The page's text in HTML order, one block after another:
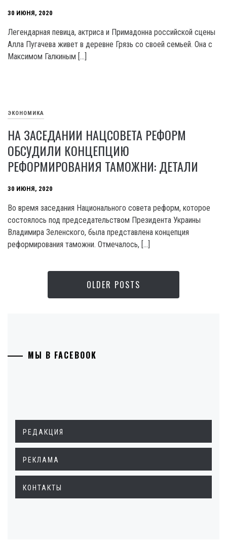
30 ИЮНЯ, 2020
Легендарная певица, актриса и Примадонна российской сцены
Алла Пугачева живет в деревне Грязь со своей семьей. Она с
Максимом Галкиным […]
ЭКОНОМИКА
НА ЗАСЕДАНИИ НАЦСОВЕТА РЕФОРМ
ОБСУДИЛИ КОНЦЕПЦИЮ
РЕФОРМИРОВАНИЯ ТАМОЖНИ: ДЕТАЛИ
30 ИЮНЯ, 2020
Во время заседания Национального совета реформ, которое
состоялось под председательством Президента Украины
Владимира Зеленского, была представлена концепция
реформирования таможни. Отмечалось, […]
OLDER POSTS
МЫ В FACEBOOK
РЕДАКЦИЯ
РЕКЛАМА
КОНТАКТЫ